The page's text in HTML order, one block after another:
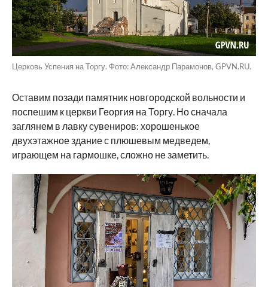
Церковь Успения на Торгу. Фото: Александр Парамонов, GPVN.RU.
Оставим позади памятник новгородской вольности и
поспешим к церкви Георгия на Торгу. Но сначала
заглянем в лавку сувениров: хорошенькое
двухэтажное здание с плюшевым медведем,
играющем на гармошке, сложно не заметить.